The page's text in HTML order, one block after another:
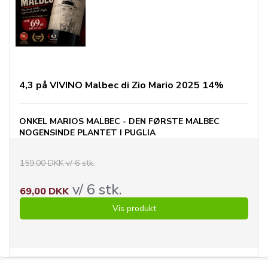
4,3 på VIVINO Malbec di Zio Mario 2025 14%
ONKEL MARIOS MALBEC - DEN FØRSTE MALBEC
NOGENSINDE PLANTET I PUGLIA
159,00 DKK v/ 6 stk.
69,00 DKKv/ 6 stk.
Vis produkt